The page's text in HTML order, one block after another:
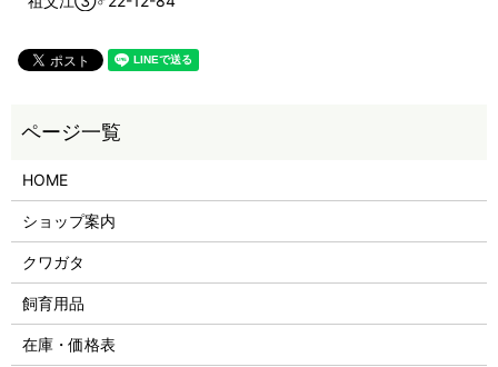
HOME
ショップ案内
クワガタ
飼育用品
在庫・価格表